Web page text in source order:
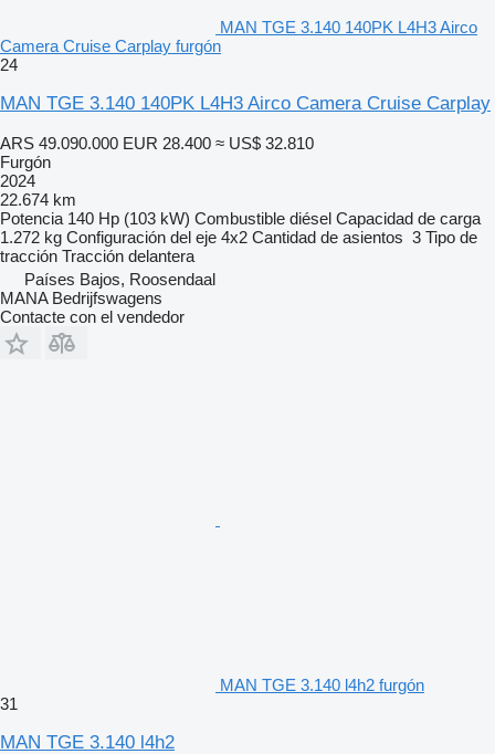
MAN TGE 3.140 140PK L4H3 Airco
Camera Cruise Carplay furgón
24
MAN TGE 3.140 140PK L4H3 Airco Camera Cruise Carplay
ARS 49.090.000 EUR 28.400 ≈ US$ 32.810
Furgón
2024
22.674 km
Potencia 140 Hp (103 kW) Combustible diésel Capacidad de carga
1.272 kg Configuración del eje 4x2 Cantidad de asientos 3 Tipo de
tracción Tracción delantera
Países Bajos, Roosendaal
MANA Bedrijfswagens
Contacte con el vendedor
MAN TGE 3.140 l4h2 furgón
31
MAN TGE 3.140 l4h2